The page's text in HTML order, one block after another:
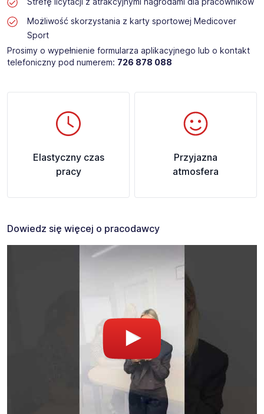
Możliwość skorzystania z karty sportowej Medicover
Sport
Prosimy o wypełnienie formularza aplikacyjnego lub o kontakt
telefoniczny pod numerem: 726 878 088 ​
Elastyczny czas
pracy
Przyjazna
atmosfera
Dowiedz się więcej o pracodawcy